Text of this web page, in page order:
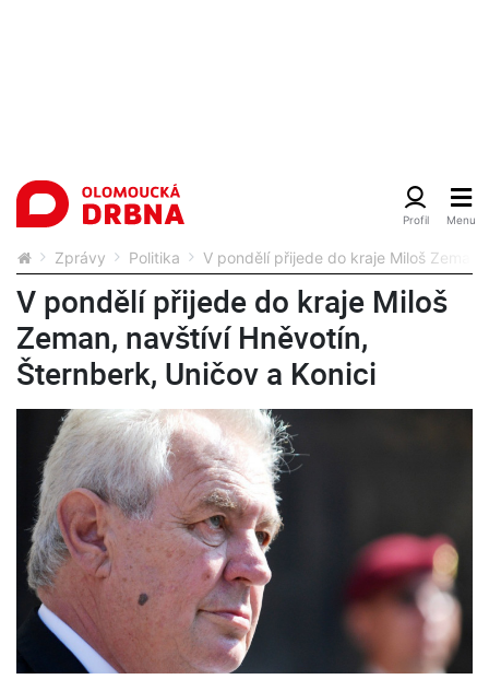
Zprávy Politika V pondělí přijede do kraje Miloš
V pondělí přijede do kraje Miloš
Zeman, navštíví Hněvotín,
Šternberk, Uničov a Konici